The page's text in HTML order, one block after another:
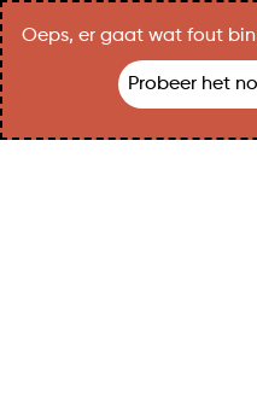
Oeps, er gaat wat fout
Probeer het